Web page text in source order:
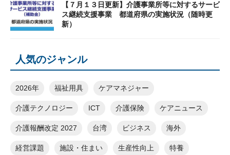
【７月１３日更新】介護事業所等に対するサービ
ス継続支援事業 都道府県の実施状況（随時更
新）
人気のジャンル
2026年 福祉用具 ケアマネジャー
介護テクノロジー ICT 介護保険 ケアニュース
介護報酬改定 2027 台湾 ビジネス 海外
経営課題 施設・住まい 生産性向上 特養